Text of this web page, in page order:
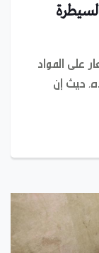
على المواد
حيث إن